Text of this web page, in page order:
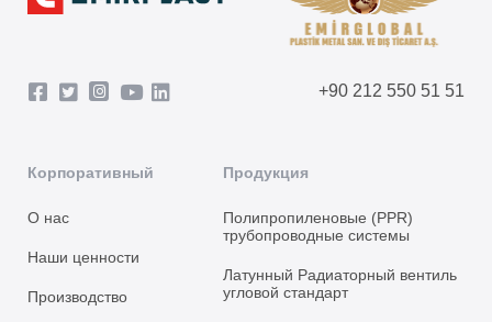
+90 212 550 51 51
Корпоративный
О нас
Наши ценности
Производство
Продукция
Полипропиленовые (PPR)
трубопроводные системы
Латунный Радиаторный вентиль
угловой стандарт